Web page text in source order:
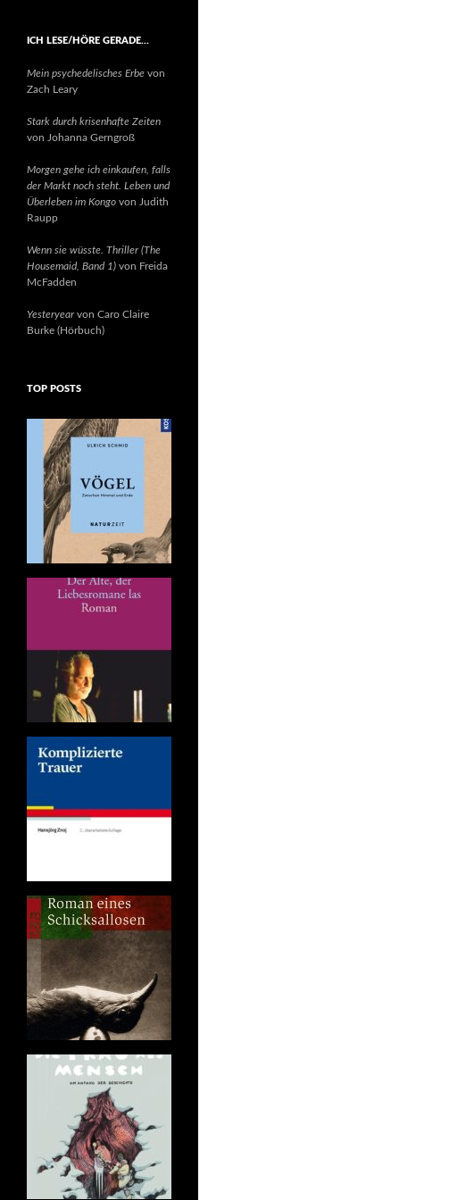
ICH LESE/HÖRE GERADE…
Mein psychedelisches Erbe von
Zach Leary
Stark durch krisenhafte Zeiten
von Johanna Gerngroß
Morgen gehe ich einkaufen, falls
der Markt noch steht. Leben und
Überleben im Kongo von Judith
Raupp
Wenn sie wüsste. Thriller (The
Housemaid, Band 1) von Freida
McFadden
Yesteryearvon Caro Claire
Burke (Hörbuch)
TOP POSTS